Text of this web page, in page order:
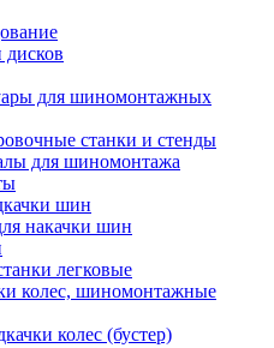
дисков
для шиномонтажных
станки и стенды
для шиномонтажа
шин
накачки шин
легковые
колес, шиномонтажные
колес (бустер)